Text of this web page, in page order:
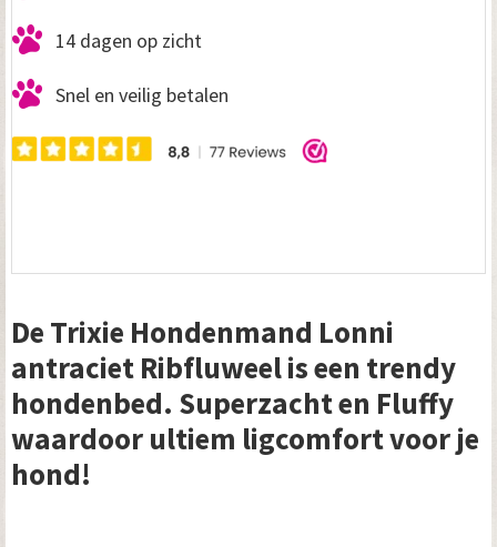
14 dagen op zicht
Snel en veilig betalen
De Trixie Hondenmand Lonni
antraciet Ribfluweel is een trendy
hondenbed. Superzacht en Fluffy
waardoor ultiem ligcomfort voor je
hond!